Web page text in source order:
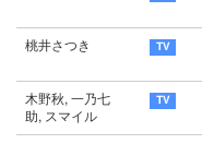
桃井さつき
木野秋, 一乃七
助, スマイル